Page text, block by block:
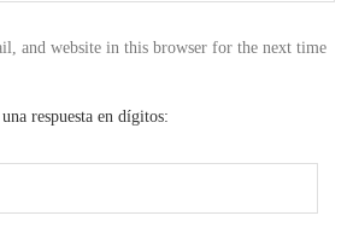
and website in this browser for the next time
respuesta en dígitos: